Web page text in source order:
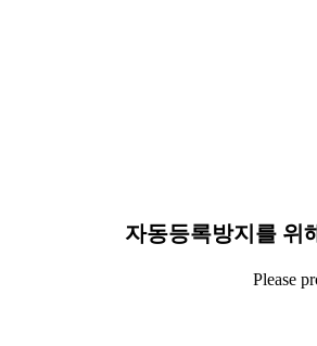
자동등록방지를 위
Please